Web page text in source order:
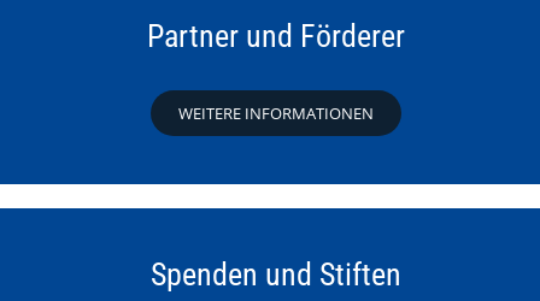
Partner und Förderer
WEITERE INFORMATIONEN
Spenden und Stiften